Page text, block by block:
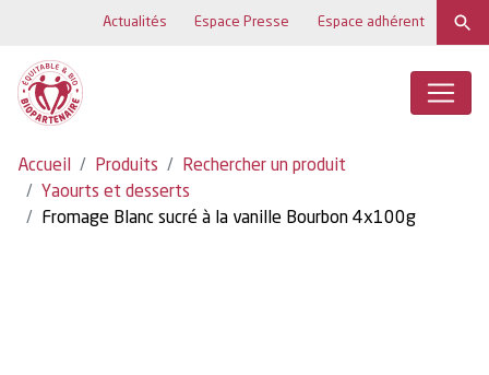
Actualités Espace Presse Espace adhérent
Accueil Produits
Rechercher un produit
Yaourts et desserts
Fromage Blanc sucré à la vanille Bourbon 4x100g